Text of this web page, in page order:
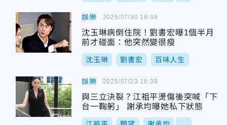
娛樂
沈玉琳病倒住院！劉書宏曝1個半月
前才碰面：他突然變很瘦
沈玉琳 劉書宏 百味人生
2025/07/30 16:38
娛樂
與三立決裂？江祖平燙傷後突喊「下
台一鞠躬」 謝承均曝她私下狀態
2025/07/23 16:38